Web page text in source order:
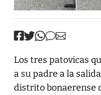
Los tres patovicas
a su padre a la
distrito bonaerense